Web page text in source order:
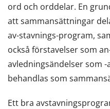
ord och orddelar. En
att sammansättningar
av-stavnings-program,
också förstavelser som
avledningsändelser som -
behandlas som
Ett bra